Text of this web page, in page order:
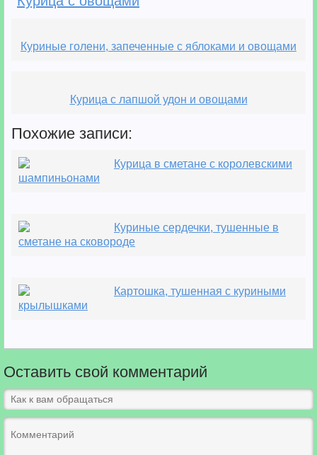
Куриные голени, запеченные с яблоками и овощами
Курица с лапшой удон и овощами
Похожие записи:
Курица в сметане с королевскими
шампиньонами
Куриные сердечки, тушенные в
сметане на сковороде
Картошка, тушенная с куриными
крылышками
Оставить свой комментарий